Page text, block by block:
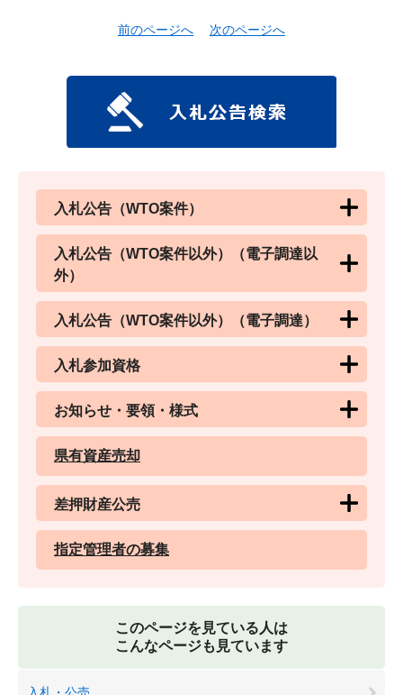
前のページへ 次のページへ
入札公告（WTO案件）
入札公告（WTO案件以外）（電子調達以
外）
入札公告（WTO案件以外）（電子調達）
入札参加資格
お知らせ・要領・様式
県有資産売却
差押財産公売
指定管理者の募集
このページを見ている人は
こんなページも見ています